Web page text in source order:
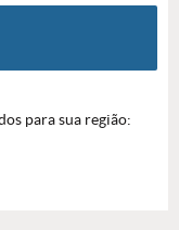
para sua região: